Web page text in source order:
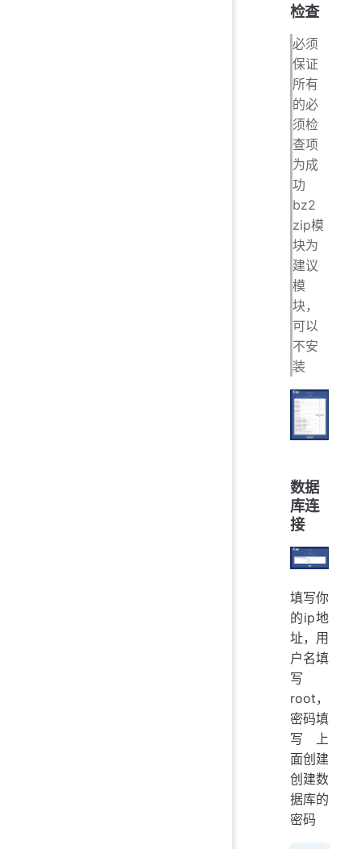
检查
必须
保证
所有
的必
须检
查项
为成
功
bz2
zip模
块为
建议
模
块，
可以
不安
装
数据
库连
接
填写你
的ip地
址，用
户名填
写
root，
密码填
写 上
面创建
创建数
据库的
密码